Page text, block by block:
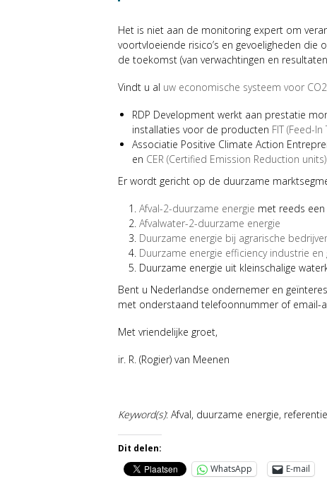
Het is niet aan de monitoring expert om
voortvloeiende risico’s en gevoeligheden die
de toekomst (van verwachtingen en
Vindt u al uw economische systeem voor
RDP Development werkt aan prestatie
installaties voor de producten FIT (Feed-
Associatie Positive Climate Action
en CER (Certified Emission Reduction units)
Er wordt gericht op de duurzame
Afval-2-duurzame energie met reeds
Afvalwater-2-duurzame energie
Duurzame energie bij agrarische
Duurzame energie efficiency industrie
Duurzame energie uit kleinschalige
Bent u Nederlandse ondernemer en
met onderstaand telefoonnummer of email-
Met vriendelijke groet,
ir. R. (Rogier) van Meenen
Keyword(s): Afval, duurzame energie,
Dit delen:
WhatsApp
E-mail